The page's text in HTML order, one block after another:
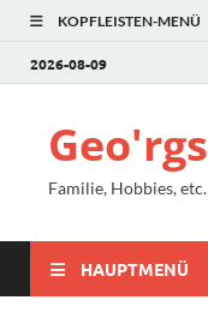
KOPFLEISTEN-MENÜ
2026-08-09
Geo'rgs
Familie, Hobbies, etc.
HAUPTMENÜ